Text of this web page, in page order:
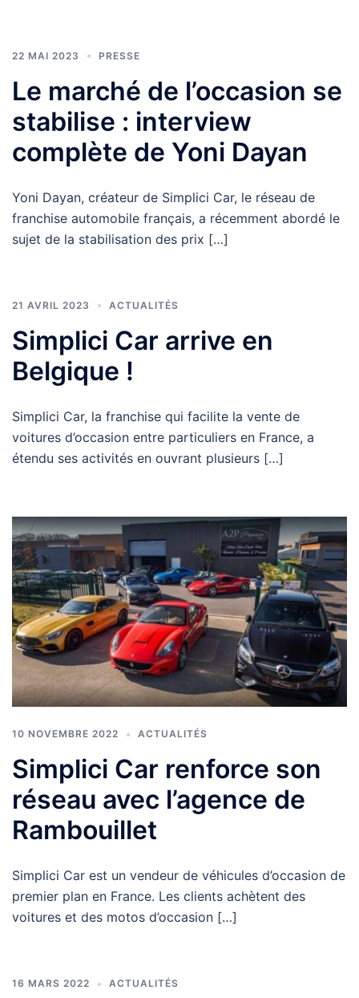
22 MAI 2023 PRESSE
Le marché de l’occasion se
stabilise : interview
complète de Yoni Dayan
Yoni Dayan, créateur de Simplici Car, le réseau de
franchise automobile français, a récemment abordé le
sujet de la stabilisation des prix […]
21 AVRIL 2023 ACTUALITÉS
Simplici Car arrive en
Belgique !
Simplici Car, la franchise qui facilite la vente de
voitures d’occasion entre particuliers en France, a
étendu ses activités en ouvrant plusieurs […]
10 NOVEMBRE 2022 ACTUALITÉS
Simplici Car renforce son
réseau avec l’agence de
Rambouillet
Simplici Car est un vendeur de véhicules d’occasion de
premier plan en France. Les clients achètent des
voitures et des motos d’occasion […]
16 MARS 2022 ACTUALITÉS